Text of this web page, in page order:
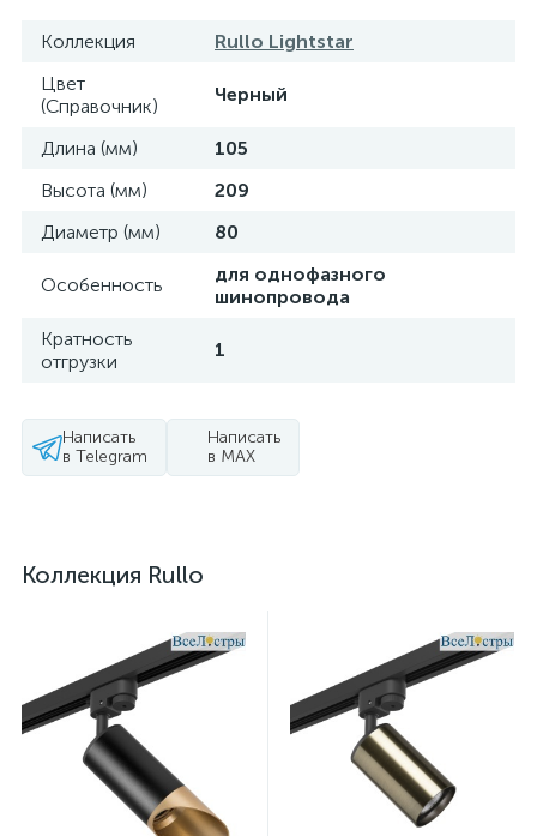
Коллекция
Rullo Lightstar
Цвет
(Справочник)
Черный
Длина (мм)
105
Высота (мм)
209
Диаметр (мм)
80
Особенность
для однофазного
шинопровода
Кратность
отгрузки
1
Написать
в Telegram
Написать
в MAX
Коллекция Rullo